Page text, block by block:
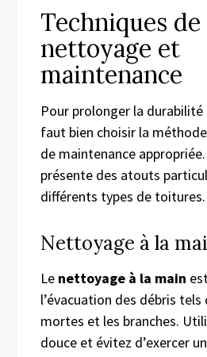
Techniques de
nettoyage et
maintenance
Pour prolonger la
faut bien choisir la
de maintenance
présente des atouts
différents types de toitures.
Nettoyage à la
Le nettoyage à la main
l’évacuation des débris
mortes et les branches.
douce et évitez d’exercer